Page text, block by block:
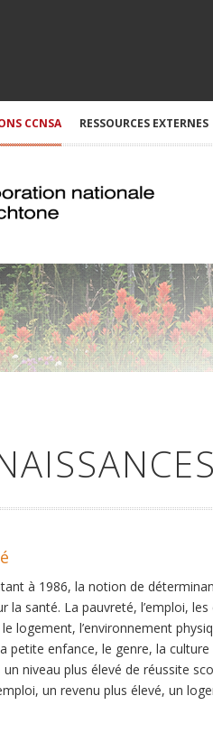
CCNSA RESSOURCES EXTERNES
à 1986, la notion de
la santé. La pauvreté, l’emploi,
logement, l’environnement
petite enfance, le genre, la
niveau plus élevé de réussite
un revenu plus élevé, un